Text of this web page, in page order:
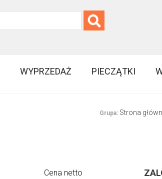
WYPRZEDAŻ PIECZĄTKI
Grupa: Strona
Cena netto